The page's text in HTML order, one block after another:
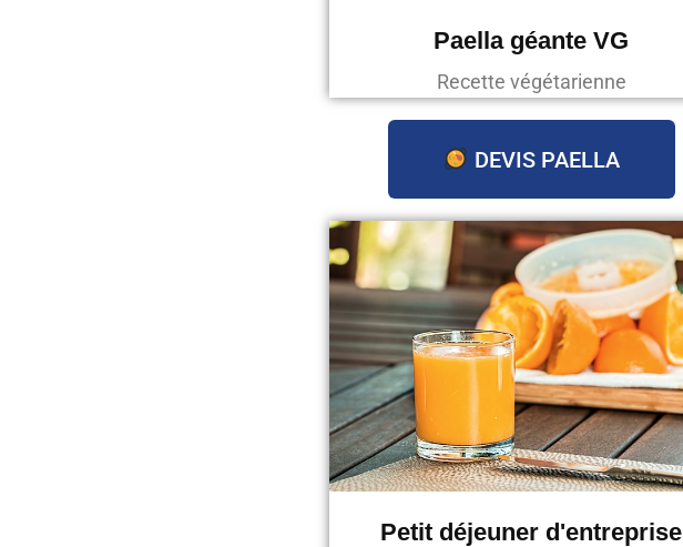
Paella géante VG
Recette végétarienne
DEVIS PAELLA
Petit déjeuner d'entreprise